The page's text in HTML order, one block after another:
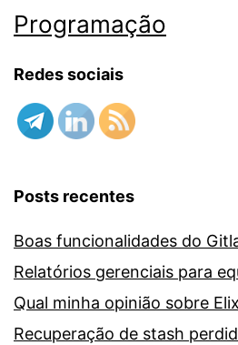
Programação
Redes sociais
Posts recentes
Boas funcionalidades do
Relatórios gerenciais para
Qual minha opinião sobre
Recuperação de stash